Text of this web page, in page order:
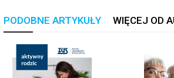
PODOBNE ARTYKUŁY WIĘCEJ OD